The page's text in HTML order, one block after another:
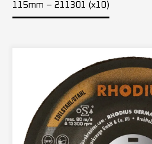
115mm – 211301 (x10)